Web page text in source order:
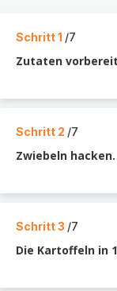
Schritt 1 /7
Zutaten
Schritt 2 /7
Zwiebeln hacken.
Schritt 3 /7
Die Kartoffeln in